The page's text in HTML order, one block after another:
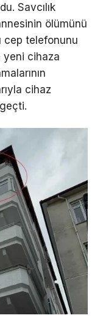
Savcılık
ölümünü
cep telefonunu
yeni cihaza
cihaz